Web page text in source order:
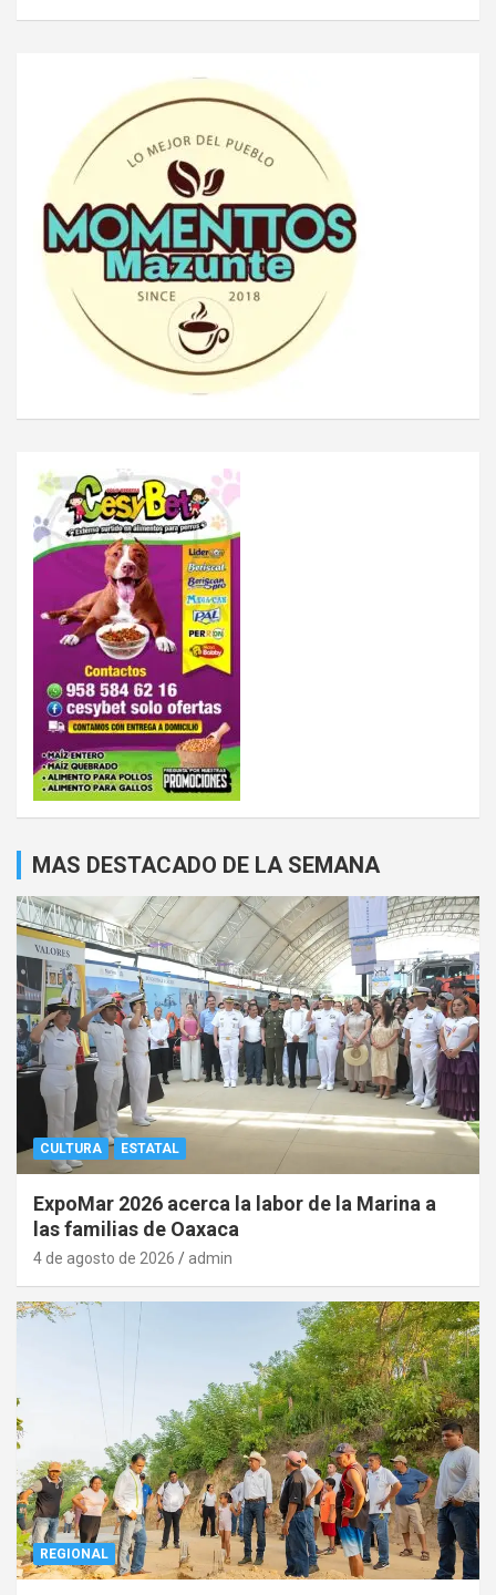
MAS DESTACADO DE LA SEMANA
CULTURA ESTATAL
ExpoMar 2026 acerca la labor de la Marina a
las familias de Oaxaca
4 de agosto de 2026 admin
REGIONAL